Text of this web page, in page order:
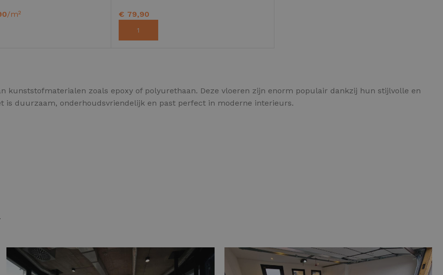
bedrijfsruimte Gietvloer gereedschap pakket
/m² € 79,90
TOEVOEGEN AAN WINKELWAGEN
kunststofmaterialen zoals epoxy of polyurethaan. Deze vloeren zijn enorm populair dankzij hun stijlvolle en
duurzaam, onderhoudsvriendelijk en past perfect in moderne interieurs.